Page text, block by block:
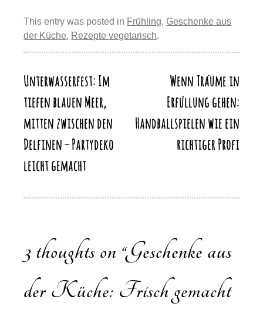
st
b
o
k
y
d
A a
y
Li
k
n
This entry was posted in Frühling, Geschenke aus
der Küche, Rezepte vegetarisch.
Beitragsnavigation
Unterwasserfest: Im
tiefen blauen Meer,
mitten zwischen den
Delfinen – Partydeko
leicht gemacht
Wenn Träume in
Erfüllung gehen:
Handballspielen wie ein
richtiger Profi
3 thoughts on “Geschenke aus
der Küche: Frisch gemacht